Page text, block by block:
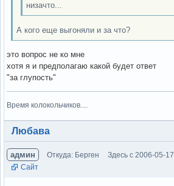
низачто...
А кого еще выгоняли и за что?
это вопрос не ко мне
хотя я и предполагаю какой будет ответ
"за глупость"
Время колокольчиков....
Вне форума
Любава
админ Откуда: Берген Здесь с 2006-05-17
Сайт